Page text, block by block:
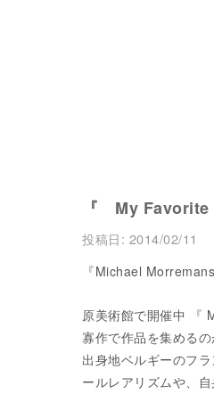
『 My
投稿日: 2014/02/11
『Michael
原美術館で開催中 『
寡作で作品を集める
出身地ベルギーのフ
ールレアリズムや、